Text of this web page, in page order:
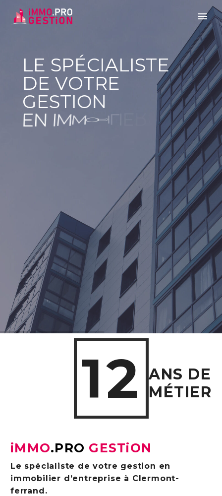
LE SPÉCIALISTE
DE VOTRE
GESTION
EN IMMOB ER
12
ANS DE
MÉTIER
iMMO.PRO GESTiON
Le spécialiste de votre gestion en
immobilier d’entreprise à Clermont-
ferrand.